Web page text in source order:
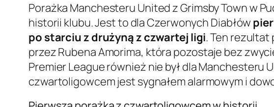
Porażka Manchesteru United z Grimsby Town w
historii klubu. Jest to dla Czerwonych Diabłów
po starciu z drużyną z czwartej ligi. Ten rezultat
przez Rubena Amorima, która pozostaje bez
Premier League również nie był dla Manchesteru
czwartoligowcem jest sygnałem alarmowym i